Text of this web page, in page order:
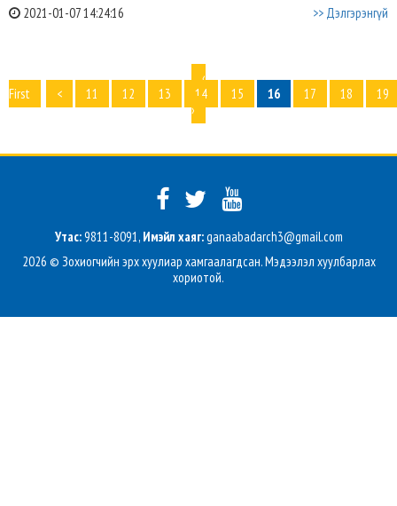
2021-01-07 14:24:16 >> Дэлгэрэнгүй
‹
First
< 11 12 13 14 15 16 17 18
19
›
Утас:9811-8091, Имэйл хаяг:ganaabadarch3@gmail.com
2026 © Зохиогчийн эрх хуулиар хамгаалагдсан. Мэдээлэл хуулбарлах
хориотой.